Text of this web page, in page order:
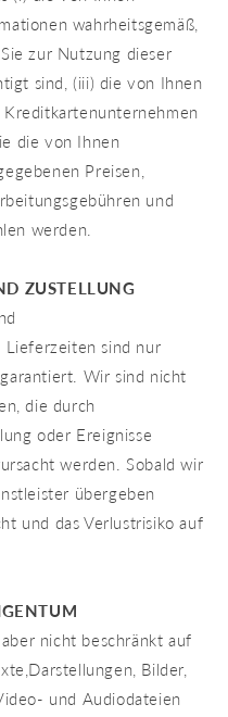
wahrheitsgemäß,
zur Nutzung dieser
sind, (iii) die von Ihnen
die von Ihnen
Preisen,
und
werden.
ZUSTELLUNG
Lieferzeiten sind nur
Wir sind nicht
die durch
oder Ereignisse
werden. Sobald wir
übergeben
und das Verlustrisiko auf
nicht beschränkt auf
Bilder,
und Audiodateien